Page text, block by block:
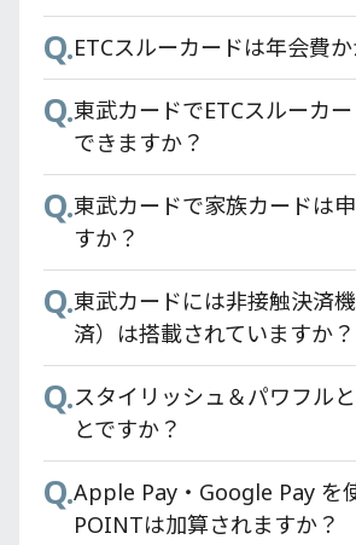
Q.ETCスルーカードは年会費
Q.東武カードでETCスルーカ
できますか？
Q.東武カードで家族カードは
すか？
Q.東武カードには非接触決済
済）は搭載されていますか？
Q.スタイリッシュ＆パワフル
とですか？
Q.Apple Pay・Google Pay を
POINTは加算されますか？